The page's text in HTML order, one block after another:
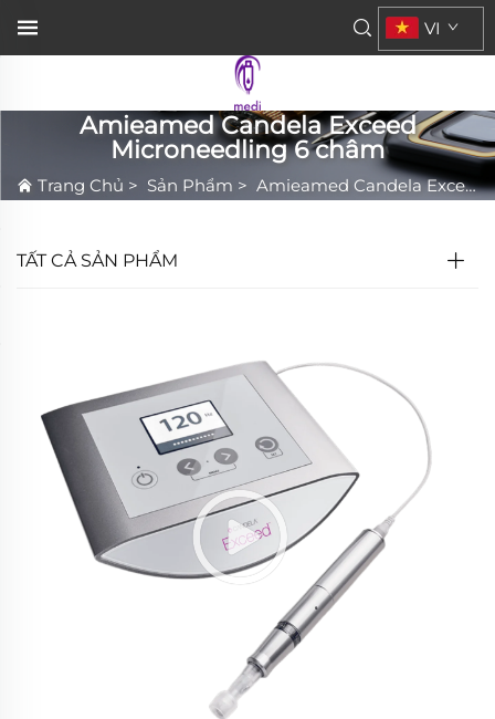
VI
Amieamed Candela Exceed
Microneedling 6 châm
Trang Chủ > Sản Phẩm > Amieamed Candela Exceed Microneedling 6 châm
TẤT CẢ SẢN PHẨM